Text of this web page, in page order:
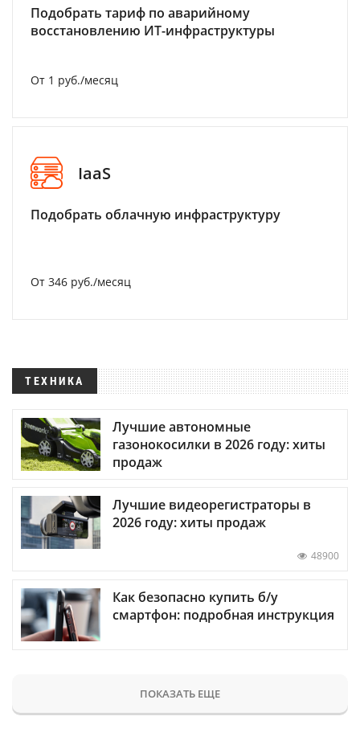
Подобрать тариф по аварийному
восстановлению ИТ-инфраструктуры
От 1 руб./месяц
IaaS
Подобрать облачную инфраструктуру
От 346 руб./месяц
ТЕХНИКА
Лучшие автономные
газонокосилки в 2026 году: хиты
продаж
Лучшие видеорегистраторы в
2026 году: хиты продаж
48900
Как безопасно купить б/у
смартфон: подробная инструкция
ПОКАЗАТЬ ЕЩЕ